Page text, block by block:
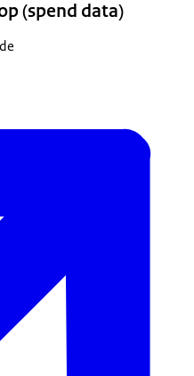
(spend data)